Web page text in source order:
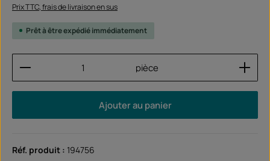
Prix TTC, frais de livraison en sus
Prêt à être expédié immédiatement
Quantité de produit : Entrez la quantité
pièce
Ajouter au panier
Réf. produit : 194756